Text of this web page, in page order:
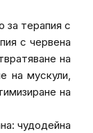
терапия с
с червена
на
на мускули,
на
чудодейна